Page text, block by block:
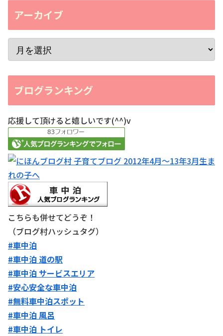
アーカイブ
ブログランキング
応援して頂けると嬉しいです(^^)v
こちらも併せてどうぞ！
（ブログ村ハッシュタグ）
#車中泊
#車中泊 道の駅
#車中泊 サービスエリア
#安心安全な車中泊
#無料車中泊スポット
#車中泊 風呂
#車中泊 トイレ